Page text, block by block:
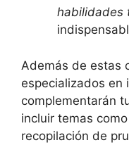
habilidades
Además de estas
especializados en
complementarán
incluir temas
recopilación de